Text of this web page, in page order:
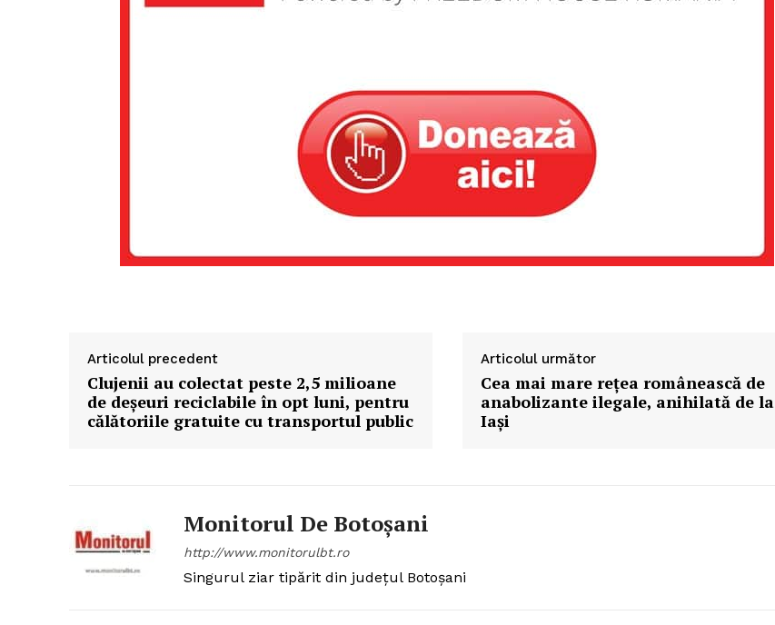
Articolul precedent
Clujenii au colectat peste 2,5 milioane
de deșeuri reciclabile în opt luni, pentru
călătoriile gratuite cu transportul public
Articolul următor
Cea mai mare reţea românească de
anabolizante ilegale, anihilată de la
Iaşi
Monitorul De Botoșani
http://www.monitorulbt.ro
Singurul ziar tipărit din județul Botoșani